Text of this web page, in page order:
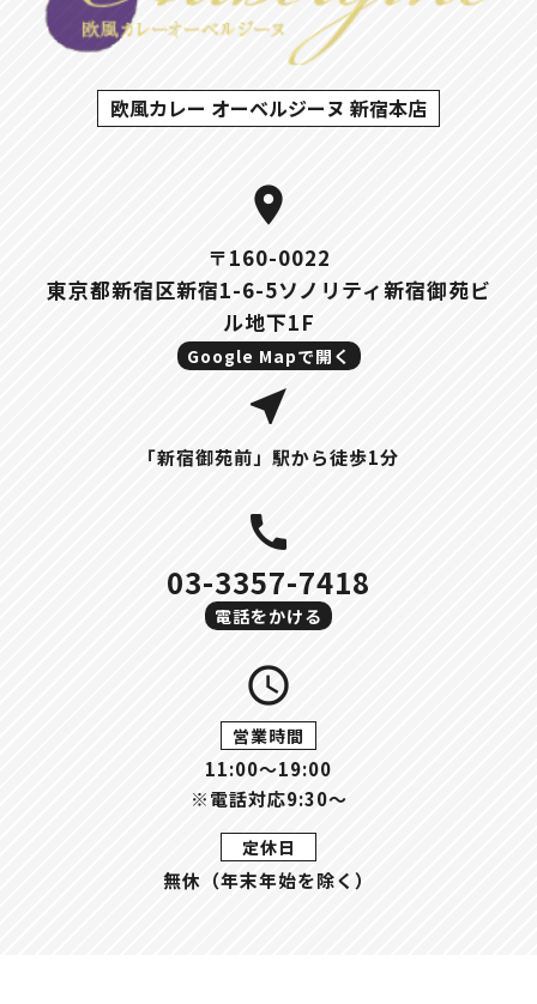
欧風カレー オーベルジーヌ 新宿本店
location_on
〒160-0022
東京都新宿区新宿1-6-5ソノリティ新宿御苑ビ
ル地下1F
Google Mapで開く
near_me
「新宿御苑前」駅から徒歩1分
call
03-3357-7418
電話をかける
query_builder
営業時間
11:00〜19:00
※電話対応9:30～
定休日
無休（年末年始を除く）